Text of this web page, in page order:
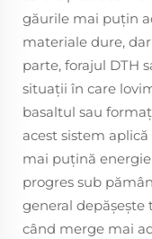
găurile mai puţin
materiale dure,
parte, forajul DTH
situaţii în care
basaltul sau
acest sistem
mai puţină
progres sub
general
când merge mai